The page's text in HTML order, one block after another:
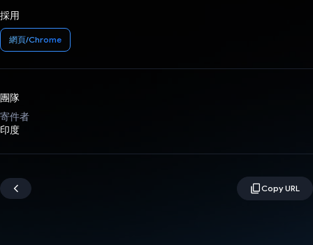
採用
網頁/Chrome
團隊
寄件者
印度